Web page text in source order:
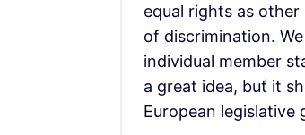
equal rights as
of discrimination.
individual member
a great idea, buť it
European legislative